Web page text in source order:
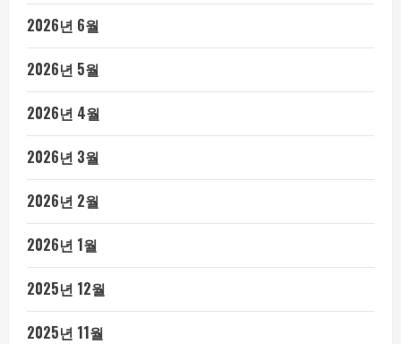
2026년 6월
2026년 5월
2026년 4월
2026년 3월
2026년 2월
2026년 1월
2025년 12월
2025년 11월